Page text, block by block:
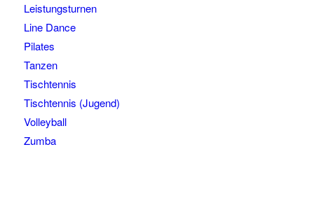
Leistungsturnen
Line Dance
Pilates
Tanzen
Tischtennis
Tischtennis (Jugend)
Volleyball
Zumba